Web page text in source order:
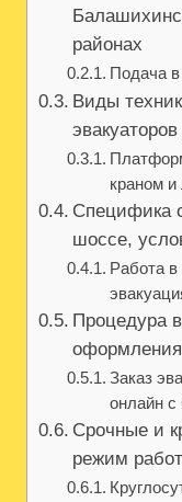
районах
Подача
Виды
краном и
Специфика
шоссе,
Работа
Процедура
Заказ
онлайн с
Срочные и
режим